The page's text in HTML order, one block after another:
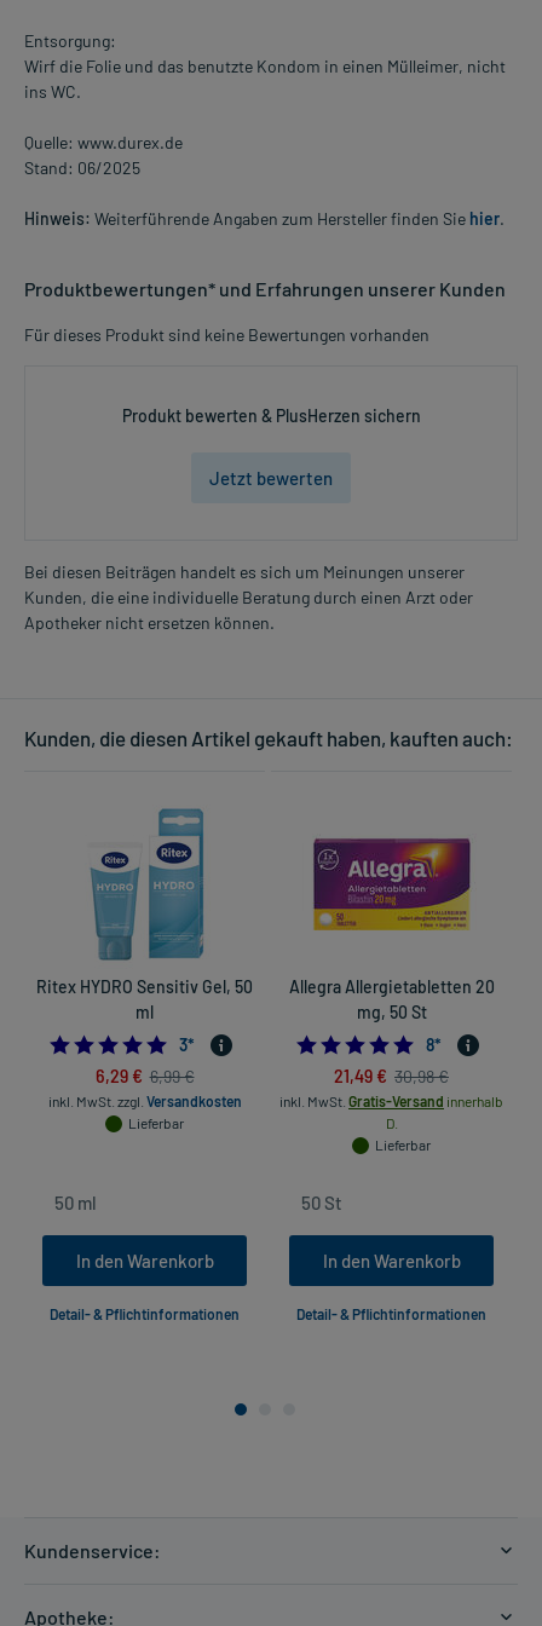
Entsorgung:
Wirf die Folie und das benutzte Kondom in einen Mülleimer, nicht
ins WC.
Quelle: www.durex.de
Stand: 06/2025
Hinweis: Weiterführende Angaben zum Hersteller finden Sie hier.
Produktbewertungen* und Erfahrungen unserer Kunden
Für dieses Produkt sind keine Bewertungen vorhanden
Produkt bewerten & PlusHerzen sichern
Jetzt bewerten
Bei diesen Beiträgen handelt es sich um Meinungen unserer
Kunden, die eine individuelle Beratung durch einen Arzt oder
Apotheker nicht ersetzen können.
Kunden, die diesen Artikel gekauft haben, kauften auch:
Ritex HYDRO Sensitiv Gel, 50
ml
5.0
3*
6,29 € 6,99 €
inkl. MwSt. zzgl. Versandkosten
Lieferbar
In den Warenkorb
Detail- & Pflichtinformationen
Allegra Allergietabletten 20
mg, 50 St
5.0
8*
21,49 € 30,98 €
inkl. MwSt. Gratis-Versand innerhalb
D.
Lieferbar
In den Warenkorb
Detail- & Pflichtinformationen
Kundenservice:
Apotheke: